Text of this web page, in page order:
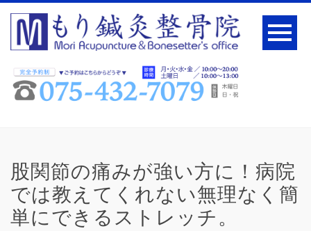
股関節の痛みが強い方に！病院
では教えてくれない無理なく簡
単にできるストレッチ。